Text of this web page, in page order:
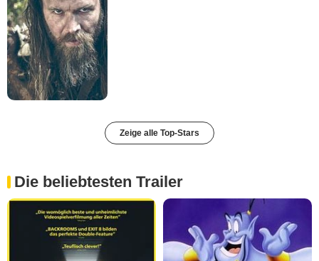
Zeige alle Top-Stars
Die beliebtesten Trailer